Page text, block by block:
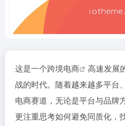
这是一个跨境电商
高速发展
战的时代。随着越来越多平台
电商赛道，无论是平台与品牌
更注重思考如何避免同质化，